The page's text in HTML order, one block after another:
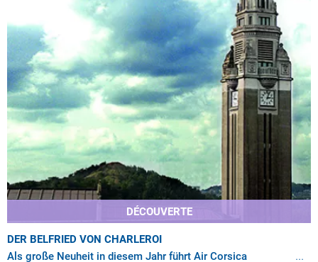
DÉCOUVERTE
DER BELFRIED VON CHARLEROI
Als große Neuheit in diesem Jahr führt Air Corsica